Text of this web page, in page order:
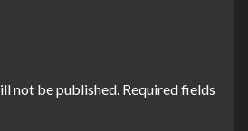
not be published. Required fields